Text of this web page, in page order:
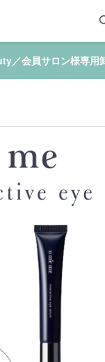
／会員サロン様専用